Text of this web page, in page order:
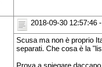
2018-09-30 12:57:46 -
Scusa ma non è proprio
separati. Che cosa è la